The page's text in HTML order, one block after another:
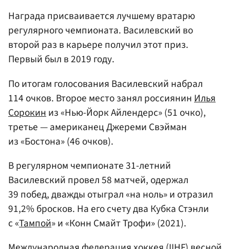
Награда присваивается лучшему вратарю
регулярного чемпионата. Василевский во
второй раз в карьере получил этот приз.
Первый был в 2019 году.
По итогам голосования Василевский набрал
114 очков. Второе место занял россиянин Илья
Сорокин из «Нью-Йорк Айлендерс» (51 очко),
третье — американец Джереми Свэйман
из «Бостона» (46 очков).
В регулярном чемпионате 31-летний
Василевский провел 58 матчей, одержал
39 побед, дважды отыграл «на ноль» и отразил
91,2% бросков. На его счету два Кубка Стэнли
с «Тампой» и «Конн Смайт Трофи» (2021).